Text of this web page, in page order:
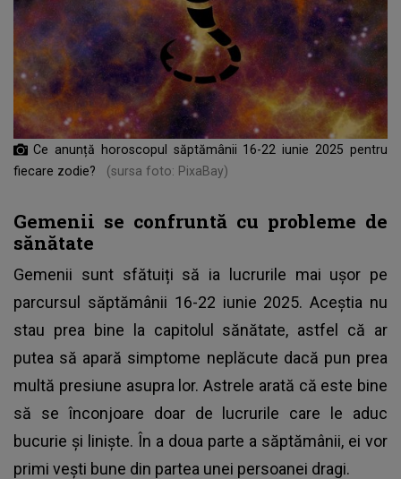
Ce anunță horoscopul săptămânii 16-22 iunie 2025 pentru
fiecare zodie?
(sursa foto: PixaBay)
Gemenii se confruntă cu probleme de
sănătate
Gemenii sunt sfătuiți să ia lucrurile mai ușor pe
parcursul săptămânii 16-22 iunie 2025. Aceștia nu
stau prea bine la capitolul sănătate, astfel că ar
putea să apară simptome neplăcute dacă pun prea
multă presiune asupra lor. Astrele arată că este bine
să se înconjoare doar de lucrurile care le aduc
bucurie și liniște. În a doua parte a săptămânii, ei vor
primi vești bune din partea unei persoanei dragi.